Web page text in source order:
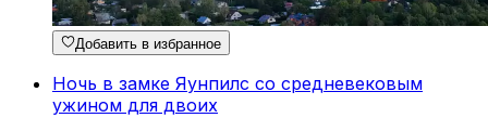
Добавить в избранное
Ночь в замке Яунпилс со средневековым
ужином для двоих